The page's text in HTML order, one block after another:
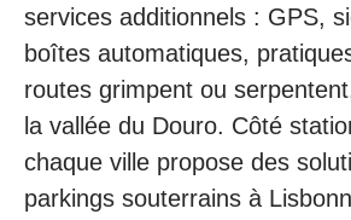
services additionnels : GPS,
boîtes automatiques,
routes grimpent ou
la vallée du Douro. Côté
chaque ville propose des
parkings souterrains à